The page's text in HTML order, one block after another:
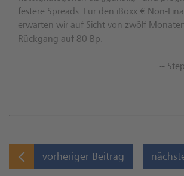
festere Spreads. Für den iBoxx € Non-
erwarten wir auf Sicht von zwölf
Rückgang auf 80 Bp.
--
vorheriger Beitrag